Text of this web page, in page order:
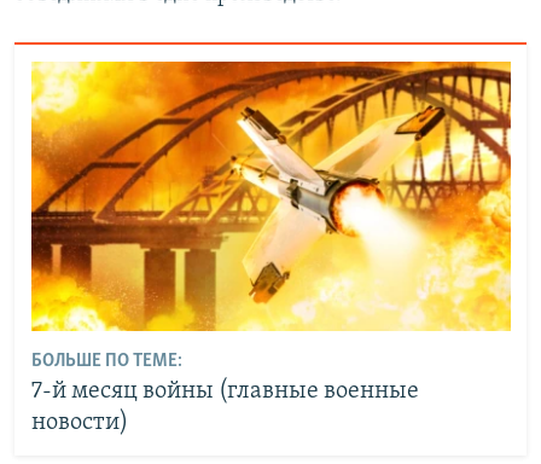
БОЛЬШЕ ПО ТЕМЕ:
7-й месяц войны (главные военные
новости)